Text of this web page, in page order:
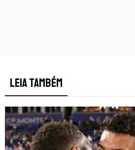
LEIA TAMBÉM